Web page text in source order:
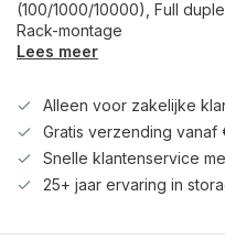
(100/1000/10000), Full
Rack-montage
Lees meer
Alleen voor zakelijke
Gratis verzending vanaf
Snelle klantenservice
25+ jaar ervaring in